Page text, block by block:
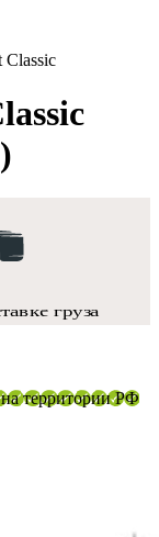
Classic
территории РФ